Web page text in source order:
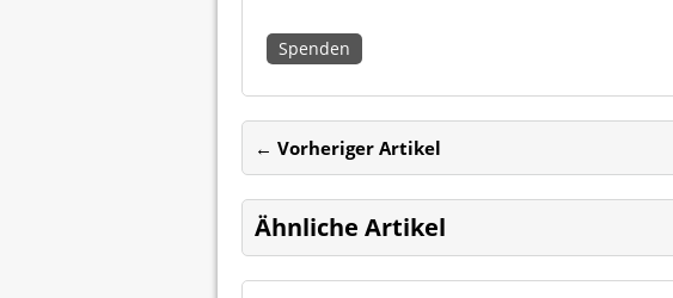
Spenden
← Vorheriger Artikel
Ähnliche Artikel